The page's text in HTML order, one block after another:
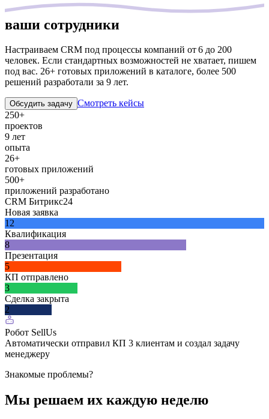
ваши сотрудники
Настраиваем CRM под процессы компаний от 6 до 200
человек. Если стандартных возможностей не хватает, пишем
под вас. 26+ готовых приложений в каталоге, более 500
решений разработали за 9 лет.
Обсудить задачу Смотреть кейсы
250+
проектов
9 лет
опыта
26+
готовых приложений
500+
приложений разработано
CRM Битрикс24
Новая заявка
12
Квалификация
8
Презентация
5
КП отправлено
3
Сделка закрыта
2
Робот SellUs
Автоматически отправил КП 3 клиентам и создал задачу
менеджеру
Знакомые проблемы?
Мы решаем их каждую неделю